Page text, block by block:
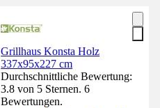
Grillhaus Konsta Holz
337x95x227 cm
Durchschnittliche Bewertung:
3.8 von 5 Sternen. 6
Bewertungen.